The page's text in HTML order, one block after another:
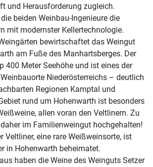
und Herausforderung zugleich.
beiden Weinbau-Ingenieure die
mit modernster Kellertechnologie.
bewirtschaftet das Weingut
am Fuße des Manhartsberges. Der
400 Meter Seehöhe und ist eines der
Niederösterreichs – deutlich
Regionen Kamptal und
rund um Hohenwarth ist besonders
allen voran den Veltlinern. Zu
im Familienweingut hochgehalten!
Veltliner, eine rare Weißweinsorte, ist
in Hohenwarth beheimatet.
haben die Weine des Weinguts Setzer